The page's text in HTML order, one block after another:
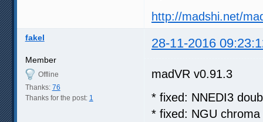
http://madshi.net/
fakel 28-11-2016
Member
Offline
Thanks: 76
Thanks for the post: 1
madVR v0.91.3
* fixed: NNEDI3
* fixed: NGU